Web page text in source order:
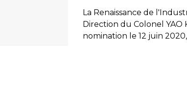
La Renaissance de
Direction du Colonel YAO
nomination le 12 juin 2020,